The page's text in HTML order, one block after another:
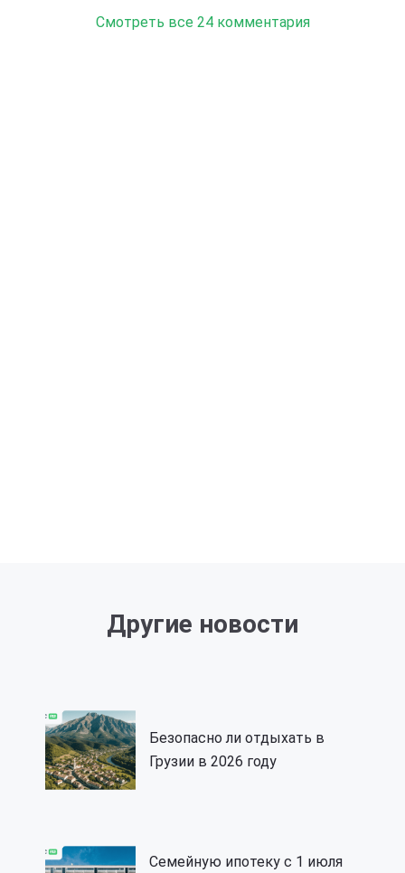
Смотреть все 24 комментария
Другие новости
Безопасно ли отдыхать в
Грузии в 2026 году
Семейную ипотеку с 1 июля